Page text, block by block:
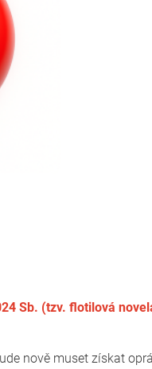
Sb. (tzv. flotilová
nově muset získat